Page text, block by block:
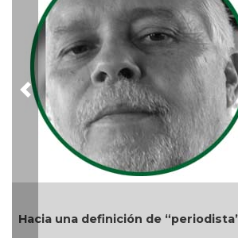
Hacia una definición de “periodista”